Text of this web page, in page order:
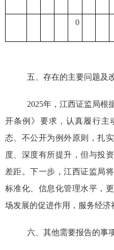
0
五、存在的主要问题及
2025年， 江西证监局根
开条例》要求，认真履行主
态、不公开为例外原则，扎
度、深度有所提升，但与投
差距。下一步，江西证监局
标准化、信息化管理水平，
场发展的促进作用，服务经济
六、其他需要报告的事